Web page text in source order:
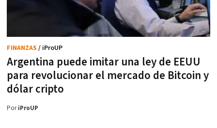
Argentina puede imitar una ley de EEUU
para revolucionar el mercado de Bitcoin y
dólar cripto
FINANZAS / iProUP
PoriProUP